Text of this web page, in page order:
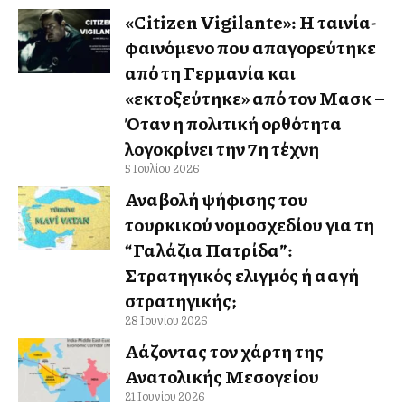
«Citizen Vigilante»: Η ταινία-
φαινόμενο που απαγορεύτηκε
από τη Γερμανία και
«εκτοξεύτηκε» από τον Μασκ –
Όταν η πολιτική ορθότητα
λογοκρίνει την 7η τέχνη
5 Ιουλίου 2026
Αναβολή ψήφισης του
τουρκικού νομοσχεδίου για τη
“Γαλάζια Πατρίδα”:
Στρατηγικός ελιγμός ή αλλαγή
στρατηγικής;
28 Ιουνίου 2026
Αλλάζοντας τον χάρτη της
Ανατολικής Μεσογείου
21 Ιουνίου 2026